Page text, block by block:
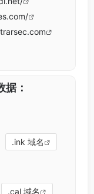
：
.ink 域名
.cal 域名